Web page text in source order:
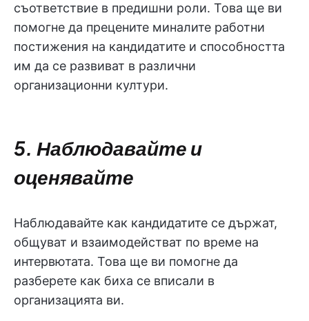
съответствие в предишни роли. Това ще ви
помогне да прецените миналите работни
постижения на кандидатите и способността
им да се развиват в различни
организационни култури.
5. Наблюдавайте и
оценявайте
Наблюдавайте как кандидатите се държат,
общуват и взаимодействат по време на
интервютата. Това ще ви помогне да
разберете как биха се вписали в
организацията ви.